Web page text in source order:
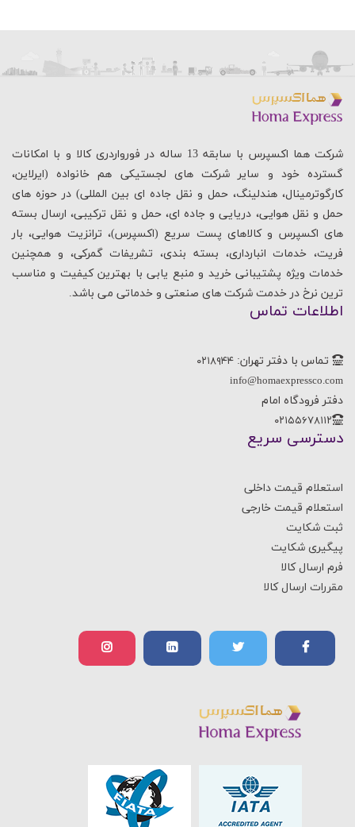
شرکت هما اکسپرس با سابقه 13 ساله در فورواردری کالا و با امکانات
گسترده خود و سایر شرکت های لجستیکی هم خانواده (ایرلاین،
کارگوترمینال، هندلینگ، حمل و نقل جاده ای بین المللی) در حوزه های
حمل و نقل هوایی، دریایی و جاده ای، حمل و نقل ترکیبی، ارسال بسته
های اکسپرس و کالاهای پست سریع (اکسپرس)، ترانزیت هوایی، بار
فریت، خدمات انبارداری، بسته بندی، تشریفات گمرکی، و همچنین
خدمات ویژه پشتیبانی خرید و منبع یابی با بهترین کیفیت و مناسب
ترین نرخ در خدمت شرکت های صنعتی و خدماتی می باشد.
اطلاعات تماس
تماس با دفتر تهران: ۰۲۱۸۹۴۴
info@homaexpressco.com
دفتر فرودگاه امام
۰۲۱۵۵۶۷۸۱۱۲
دسترسی سریع
استعلام قیمت داخلی
استعلام قیمت خارجی
ثبت شکایت
پیگیری شکایت
فرم ارسال کالا
مقررات ارسال کالا